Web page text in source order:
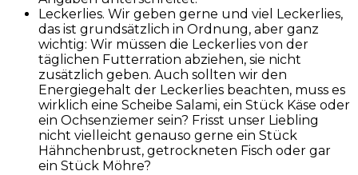
Leckerlies. Wir geben gerne und viel Leckerlies,
das ist grundsätzlich in Ordnung, aber ganz
wichtig: Wir müssen die Leckerlies von der
täglichen Futterration abziehen, sie nicht
zusätzlich geben. Auch sollten wir den
Energiegehalt der Leckerlies beachten, muss es
wirklich eine Scheibe Salami, ein Stück Käse oder
ein Ochsenziemer sein? Frisst unser Liebling
nicht vielleicht genauso gerne ein Stück
Hähnchenbrust, getrockneten Fisch oder gar
ein Stück Möhre?